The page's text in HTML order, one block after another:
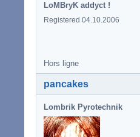
LoMBryK addyct !
Registered 04.10.2006
Hors ligne
pancakes
Lombrik Pyrotechnik